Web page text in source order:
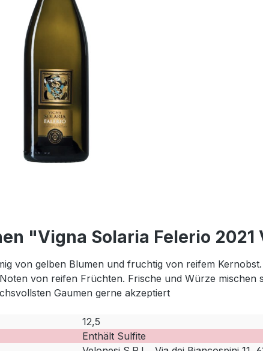
"Vigna Solaria Felerio 2021
von gelben Blumen und fruchtig von reifem
von reifen Früchten. Frische und Würze
Gaumen gerne akzeptiert
12,5
Enthält Sulfite